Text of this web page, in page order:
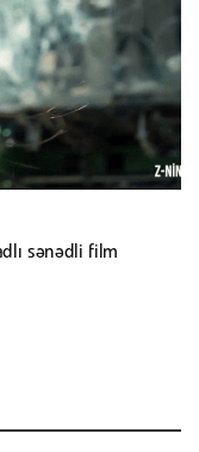
sənədli film